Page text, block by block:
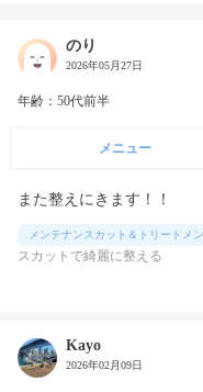
のり
2026年05月27日
年齢：50代前半
メニュー
また整えにきます！！
メンテナンスカット＆トリートメ
スカットで綺麗に整える
Kayo
2026年02月09日